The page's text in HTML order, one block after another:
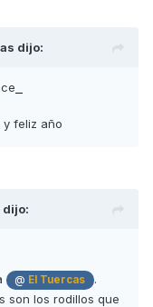
dijo:
y feliz año
dijo:
@ El Tuercas
.
son los rodillos que